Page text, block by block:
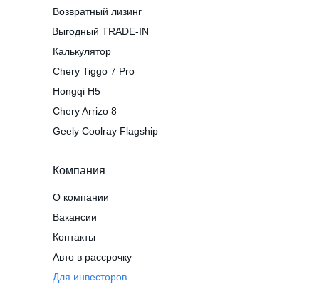
Компания
О компании
Вакансии
Контакты
Для инвесторов
Авто в рассрочку
Geely Coolray Flagship
Калькулятор
Chery Tiggo 7 Pro
Chery Arrizo 8
Hongqi H5
Возвратный лизинг
Выгодный TRADE-IN